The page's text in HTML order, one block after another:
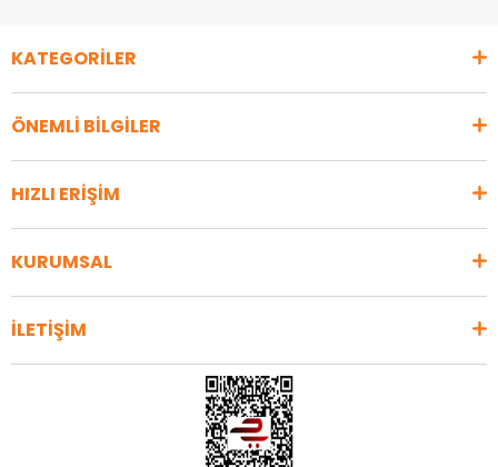
KATEGORİLER
ÖNEMLİ BİLGİLER
HIZLI ERİŞİM
KURUMSAL
İLETİŞİM